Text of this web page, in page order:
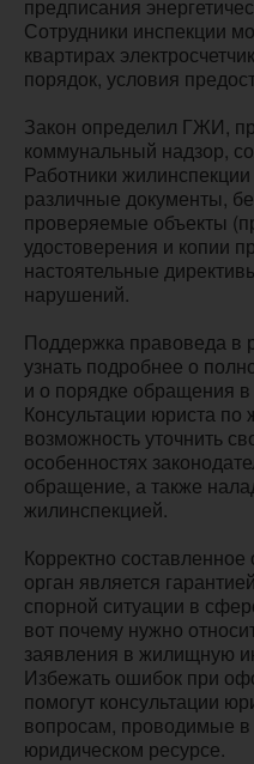
предписания
Сотрудники инспекции
квартирах
порядок, условия
Закон определил ГЖИ,
коммунальный надзор,
Работники
различные документы,
проверяемые объекты
удостоверения и копии
настоятельные
нарушений.
Поддержка правоведа в
узнать подробнее о
и о порядке обращения в
Консультации юриста
возможность уточнить
особенностях
обращение, а также
жилинспекцией.
Корректно
орган является
спорной ситуации в
вот почему нужно
заявления в жилищную
Избежать ошибок при
помогут консультации
вопросам, проводимые
юридическом ресурсе.